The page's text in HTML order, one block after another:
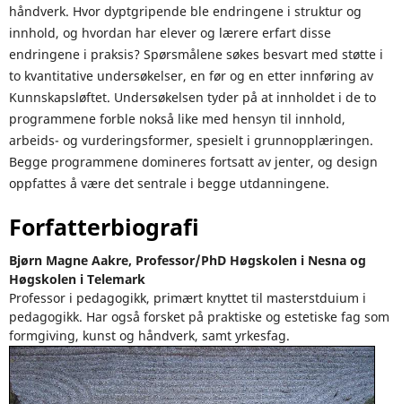
håndverk. Hvor dyptgripende ble endringene i struktur og
innhold, og hvordan har elever og lærere erfart disse
endringene i praksis? Spørsmålene søkes besvart med støtte i
to kvantitative undersøkelser, en før og en etter innføring av
Kunnskapsløftet. Undersøkelsen tyder på at innholdet i de to
programmene forble nokså like med hensyn til innhold,
arbeids- og vurderingsformer, spesielt i grunnopplæringen.
Begge programmene domineres fortsatt av jenter, og design
oppfattes å være det sentrale i begge utdanningene.
Forfatterbiografi
Bjørn Magne Aakre, Professor/PhD Høgskolen i Nesna og
Høgskolen i Telemark
Professor i pedagogikk, primært knyttet til masterstduium i
pedagogikk. Har også forsket på praktiske og estetiske fag som
formgiving, kunst og håndverk, samt yrkesfag.